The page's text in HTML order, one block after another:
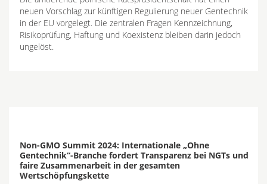
neuen Vorschlag zur künftigen Regulierung neuer Gentechnik
in der EU vorgelegt. Die zentralen Fragen Kennzeichnung,
Risikoprüfung, Haftung und Koexistenz bleiben darin jedoch
ungelöst.
Non-GMO Summit 2024: Internationale „Ohne
Gentechnik“-Branche fordert Transparenz bei NGTs und
faire Zusammenarbeit in der gesamten
Wertschöpfungskette